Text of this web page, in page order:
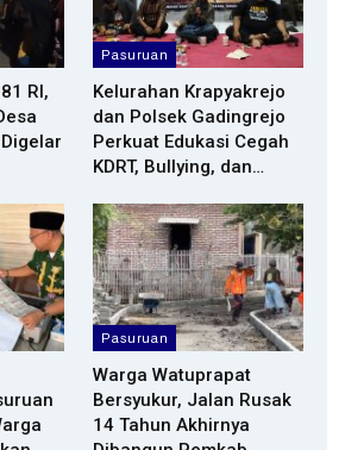
RI,
Pasuruan
Kelurahan Krapyakrejo
dan Polsek Gadingrejo
Perkuat Edukasi Cegah
KDRT, Bullying, dan…
Pasuruan
Warga Watuprapat
Bersyukur, Jalan Rusak
14 Tahun Akhirnya